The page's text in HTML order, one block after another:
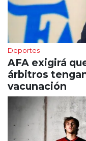
Deportes
AFA exigirá
árbitros
vacunación